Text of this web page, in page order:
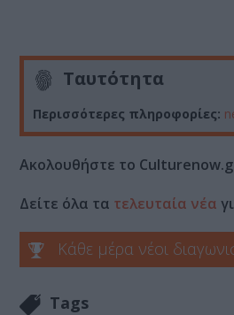
Ταυτότητα
Περισσότερες πληροφορίες:
Ακολουθήστε το
Δείτε όλα τα τελευταία νέα
Κάθε μέρα νέοι
Tags